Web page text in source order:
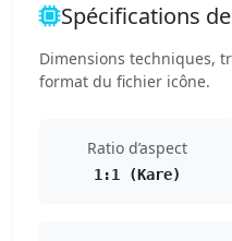
Spécifications
Dimensions techniques,
format du fichier icône.
Ratio d’aspect
1:1 (Kare)